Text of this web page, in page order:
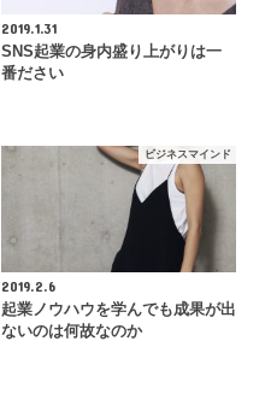
2019.1.31
SNS起業の身内盛り上がりは一
番ださい
ビジネスマインド
2019.2.6
起業ノウハウを学んでも成果が出
ないのは何故なのか